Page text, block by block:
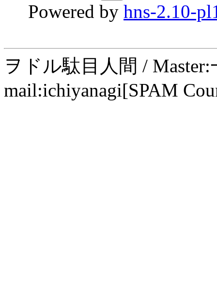
Powered by hns-2.10-
ヲドル駄目人間 /
mail:ichiyanagi[SPAM